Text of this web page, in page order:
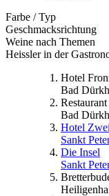
Farbe / Typ
Geschmacksrichtung
Weine nach Themen
Heissler in der
Hotel
Bad
Bad
Hotel
Sankt
Die Insel
Sankt